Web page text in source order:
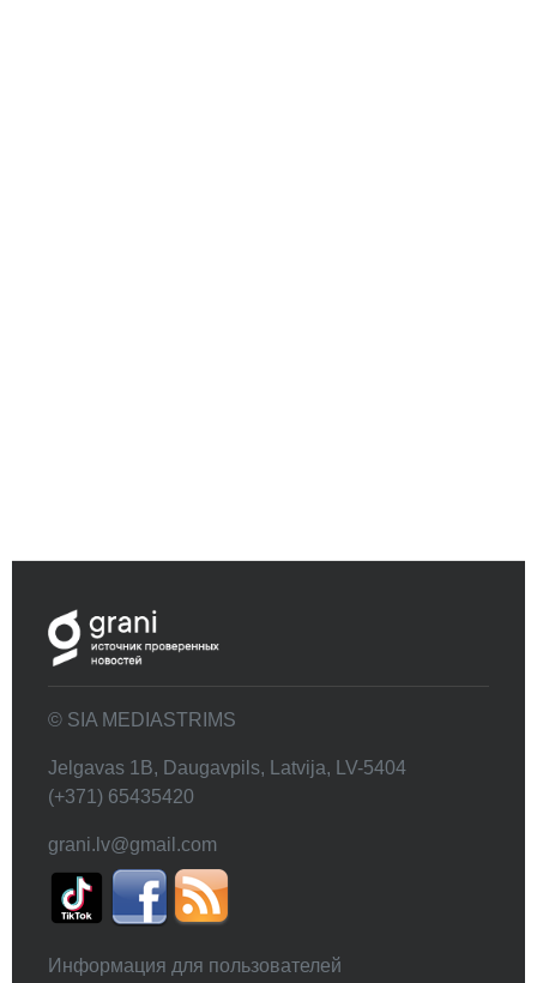
© SIA MEDIASTRIMS
Jelgavas 1B, Daugavpils, Latvija, LV-5404
(+371) 65435420
grani.lv@gmail.com
Информация для пользователей